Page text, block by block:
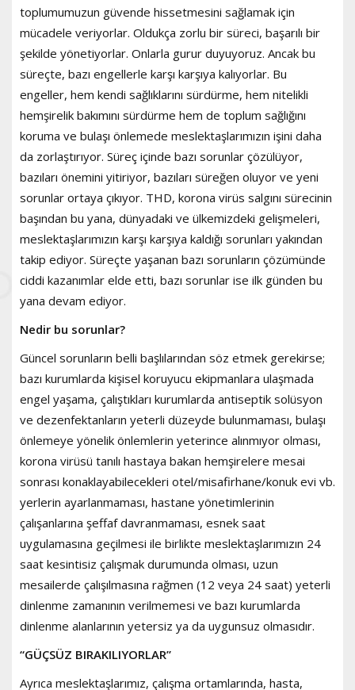
toplumumuzun güvende hissetmesini sağlamak için
mücadele veriyorlar. Oldukça zorlu bir süreci, başarılı bir
şekilde yönetiyorlar. Onlarla gurur duyuyoruz. Ancak bu
süreçte, bazı engellerle karşı karşıya kalıyorlar. Bu
engeller, hem kendi sağlıklarını sürdürme, hem nitelikli
hemşirelik bakımını sürdürme hem de toplum sağlığını
koruma ve bulaşı önlemede meslektaşlarımızın işini daha
da zorlaştırıyor. Süreç içinde bazı sorunlar çözülüyor,
bazıları önemini yitiriyor, bazıları süreğen oluyor ve yeni
sorunlar ortaya çıkıyor. THD, korona virüs salgını sürecinin
başından bu yana, dünyadaki ve ülkemizdeki gelişmeleri,
meslektaşlarımızın karşı karşıya kaldığı sorunları yakından
takip ediyor. Süreçte yaşanan bazı sorunların çözümünde
ciddi kazanımlar elde etti, bazı sorunlar ise ilk günden bu
yana devam ediyor.
Nedir bu sorunlar?
Güncel sorunların belli başlılarından söz etmek gerekirse;
bazı kurumlarda kişisel koruyucu ekipmanlara ulaşmada
engel yaşama, çalıştıkları kurumlarda antiseptik solüsyon
ve dezenfektanların yeterli düzeyde bulunmaması, bulaşı
önlemeye yönelik önlemlerin yeterince alınmıyor olması,
korona virüsü tanılı hastaya bakan hemşirelere mesai
sonrası konaklayabilecekleri otel/misafirhane/konuk evi vb.
yerlerin ayarlanmaması, hastane yönetimlerinin
çalışanlarına şeffaf davranmaması, esnek saat
uygulamasına geçilmesi ile birlikte meslektaşlarımızın 24
saat kesintisiz çalışmak durumunda olması, uzun
mesailerde çalışılmasına rağmen (12 veya 24 saat) yeterli
dinlenme zamanının verilmemesi ve bazı kurumlarda
dinlenme alanlarının yetersiz ya da uygunsuz olmasıdır.
“GÜÇSÜZ BIRAKILIYORLAR”
Ayrıca meslektaşlarımız, çalışma ortamlarında, hasta,